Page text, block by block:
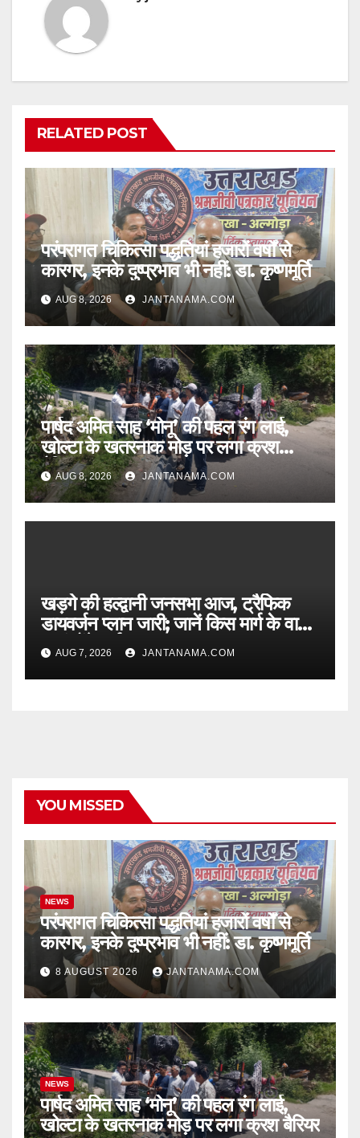
RELATED POST
परंपरागत चिकित्सा पद्धतियां हजारों वर्षों से
कारगर, इनके दुष्प्रभाव भी नहीं: डा. कृष्णमूर्ति
AUG 8, 2026 JANTANAMA.COM
पार्षद अमित साह ‘मोनू’ की पहल रंग लाई,
खोल्टा के खतरनाक मोड़ पर लगा क्रश
बैरियर
AUG 8, 2026 JANTANAMA.COM
खड़गे की हल्द्वानी जनसभा आज, ट्रैफिक
डायवर्जन प्लान जारी; जानें किस मार्ग के वाहन
कहां होंगे पार्क
AUG 7, 2026 JANTANAMA.COM
YOU MISSED
NEWS
परंपरागत चिकित्सा पद्धतियां हजारों वर्षों से
कारगर, इनके दुष्प्रभाव भी नहीं: डा. कृष्णमूर्ति
8 AUGUST 2026 JANTANAMA.COM
NEWS
पार्षद अमित साह ‘मोनू’ की पहल रंग लाई,
खोल्टा के खतरनाक मोड़ पर लगा क्रश बैरियर